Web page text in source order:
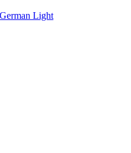
Light